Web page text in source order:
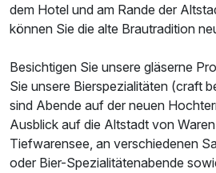
2 Erwachsene und 1 Kind
dem Hotel und am Rande der
können Sie die alte Brautradition
Besichtigen Sie unsere gläserne
Sie unsere Bierspezialitäten (craft
sind Abende auf der neuen
Ausblick auf die Altstadt von
Tiefwarensee, an verschiedenen
oder Bier-Spezialitätenabende